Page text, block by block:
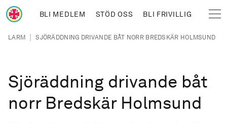
Hoppa till huvudinnehåll
BLI MEDLEM STÖD OSS BLI FRIVILLIG
Länkstig
LARM | SJÖRÄDDNING DRIVANDE BÅT NORR BREDSKÄR HOLMSUND
Sjöräddning drivande båt
norr Bredskär Holmsund